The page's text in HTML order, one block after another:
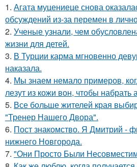
1. Агата муцениеце снова
обсуждений из-за перемен в
2. Ученые узнали, чем
жизни для детей.
3. В Турции карма мгновенно
наказала.
4. Мы знаем немало примеров,
лезут из кожи вон, чтобы
5. Все больше жителей края
"Тренер Нашего Двора".
6. Пост знакомство. Я Дмитрий -
нижнего Новгорода.
7. "Они Просто Были